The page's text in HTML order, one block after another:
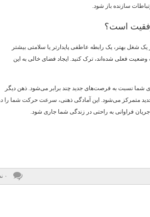
سازنده باز شود.
است؟
شغل بهتر، یک رابطه عاطفی پایدارتر یا سلامتی بیشتر
وضعیت فعلی شده‌اند، ترک کنید. ایجاد فضای خالی به این
شما نسبت به فرصت‌های جدید چند برابر می‌شود. ذهن دیگر
متمرکز می‌شود. این آمادگی ذهنی، سرعت حرکت شما را
فراوانی به راحتی در زندگی شما جاری شود.
۰ نظر